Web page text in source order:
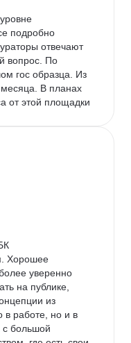
подробно
отвечают
вопрос. По
гос образца. Из
В планах
от этой площадки
Хорошее
уверенно
на публике,
из
в работе, но и в
с большой